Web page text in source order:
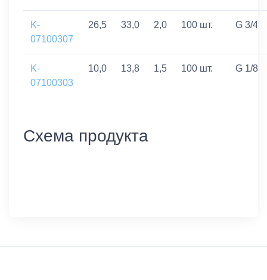
K-
07100307
26,5 33,0 2,0 100 шт. G 3/4
K-
07100303
10,0 13,8 1,5 100 шт. G 1/8
Схема продукта